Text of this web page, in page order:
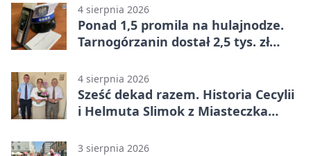
4 sierpnia 2026
Ponad 1,5 promila na hulajnodze.
Tarnogórzanin dostał 2,5 tys. zł
4 sierpnia 2026
Sześć dekad razem. Historia Cecylii
i Helmuta Slimok z Miasteczka
3 sierpnia 2026